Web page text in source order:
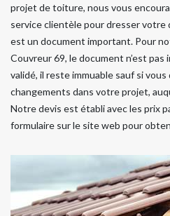
projet de toiture, nous vous
service clientèle pour dresser votre
est un document important. Pour
Couvreur 69, le document n’est
validé, il reste immuable sauf si vous
changements dans votre projet,
Notre devis est établi avec les prix
formulaire sur le site web pour